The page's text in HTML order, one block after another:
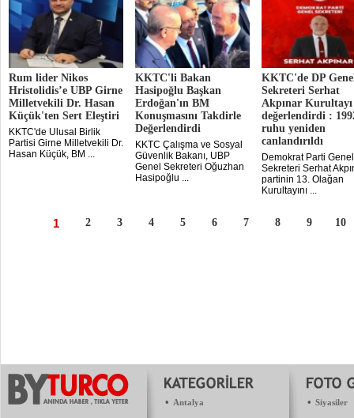
Rum lider Nikos
Hristolidis’e UBP Girne
Milletvekili Dr. Hasan
Küçük'ten Sert Eleştiri
KKTC'de Ulusal Birlik
Partisi Girne Milletvekili Dr.
Hasan Küçük, BM ...
KKTC'li Bakan
Hasipoğlu Başkan
Erdoğan'ın BM
Konuşmasını Takdirle
Değerlendirdi
KKTC Çalışma ve Sosyal
Güvenlik Bakanı, UBP
Genel Sekreteri Oğuzhan
Hasipoğlu ...
KKTC'de DP
Sekreteri Serhat
Akpınar Kurultayı
değerlendirdi :
ruhu yeniden
canlandırıldı
Demokrat Parti Genel
Sekreteri Serhat
partinin 13. Olağan
Kurultayını ...
1 2 3 4 5 6 7 8 9 10
• Antalya • Siyasiler